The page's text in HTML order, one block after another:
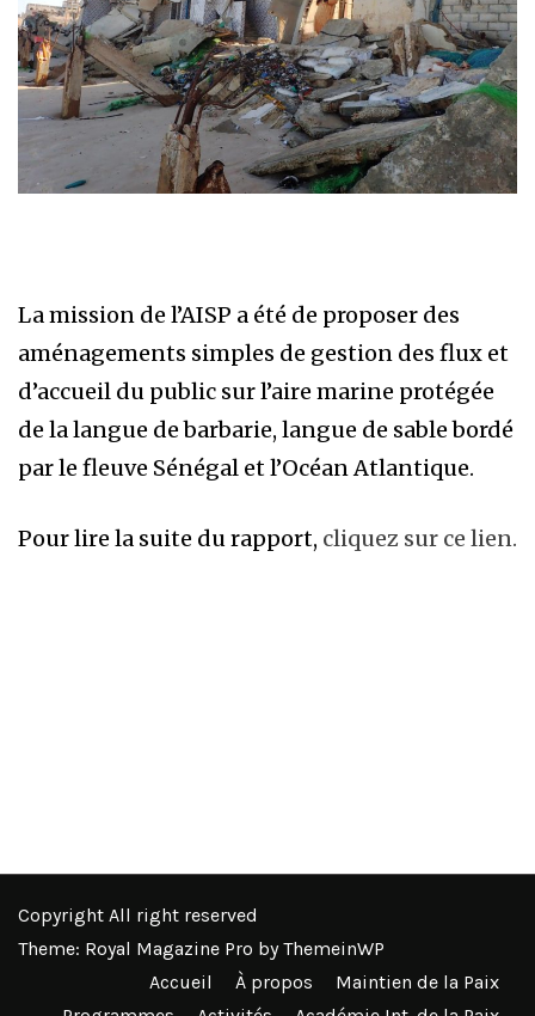
La mission de l’AISP a été de proposer des
aménagements simples de gestion des flux et
d’accueil du public sur l’aire marine protégée
de la langue de barbarie, langue de sable bordé
par le fleuve Sénégal et l’Océan Atlantique.
Pour lire la suite du rapport, cliquez sur ce lien.
Copyright All right reserved
Theme: Royal Magazine Pro byThemeinWP
Accueil
À propos
Maintien de la Paix